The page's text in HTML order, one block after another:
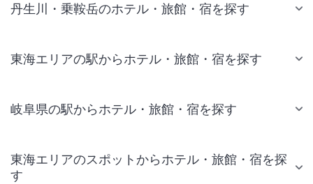
丹生川・乗鞍岳のホテル・旅館・宿を探す
東海エリアの駅からホテル・旅館・宿を探す
岐阜県の駅からホテル・旅館・宿を探す
東海エリアのスポットからホテル・旅館・宿を探
す